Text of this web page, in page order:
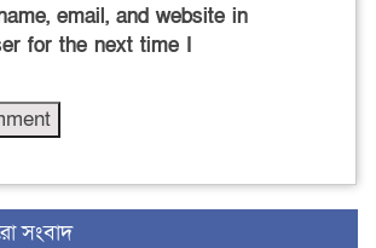
email, and website in
for the next time I
সংবাদ